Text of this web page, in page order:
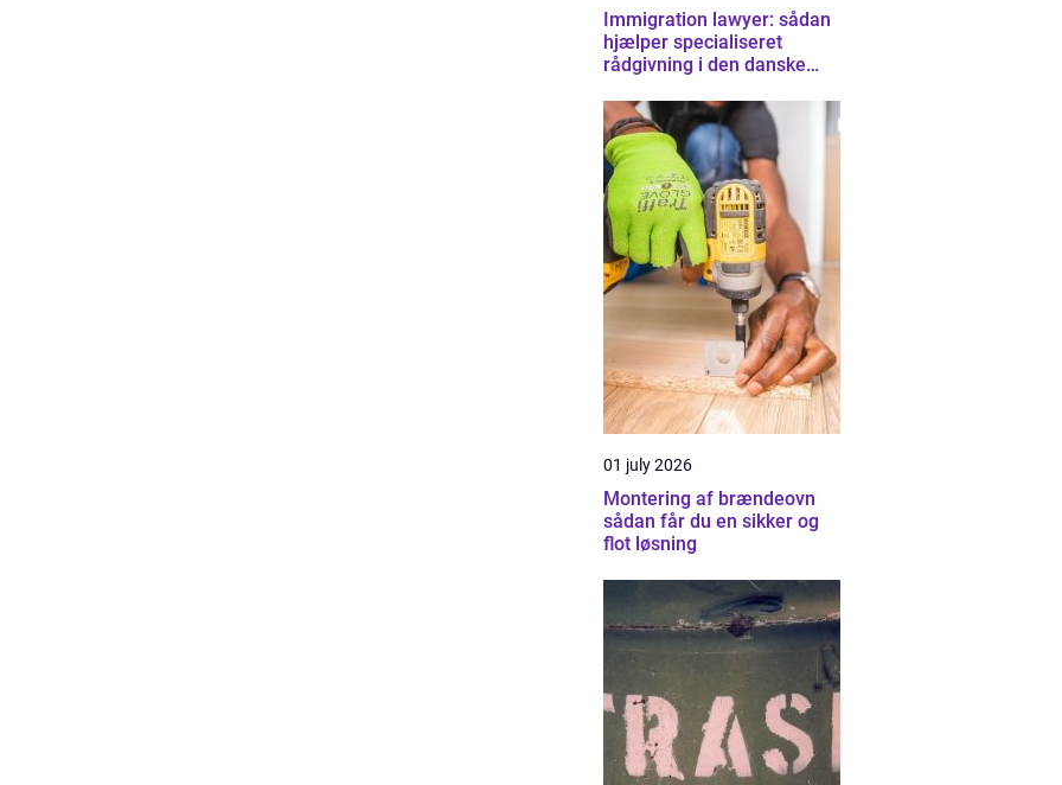
Immigration lawyer: sådan
hjælper specialiseret
rådgivning i den danske
01 july 2026
Montering af brændeovn
sådan får du en sikker og
flot løsning